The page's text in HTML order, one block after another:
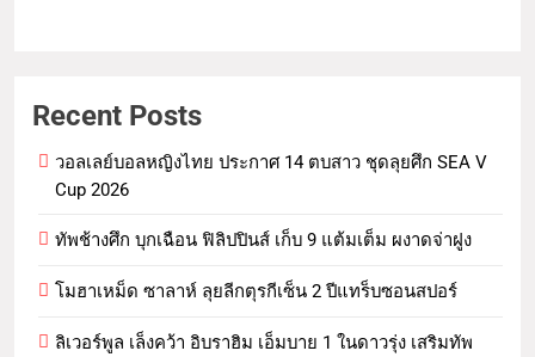
Recent Posts
วอลเลย์บอลหญิงไทย ประกาศ 14 ตบสาว ชุดลุยศึก SEA V
Cup 2026
ทัพช้างศึก บุกเฉือน ฟิลิปปินส์ เก็บ 9 แต้มเต็ม ผงาดจ่าฝูง
โมฮาเหม็ด ซาลาห์ ลุยลีกตุรกีเซ็น 2 ปีแทร็บซอนสปอร์
ลิเวอร์พูล เล็งคว้า อิบราฮิม เอ็มบาย 1 ในดาวรุ่ง เสริมทัพ